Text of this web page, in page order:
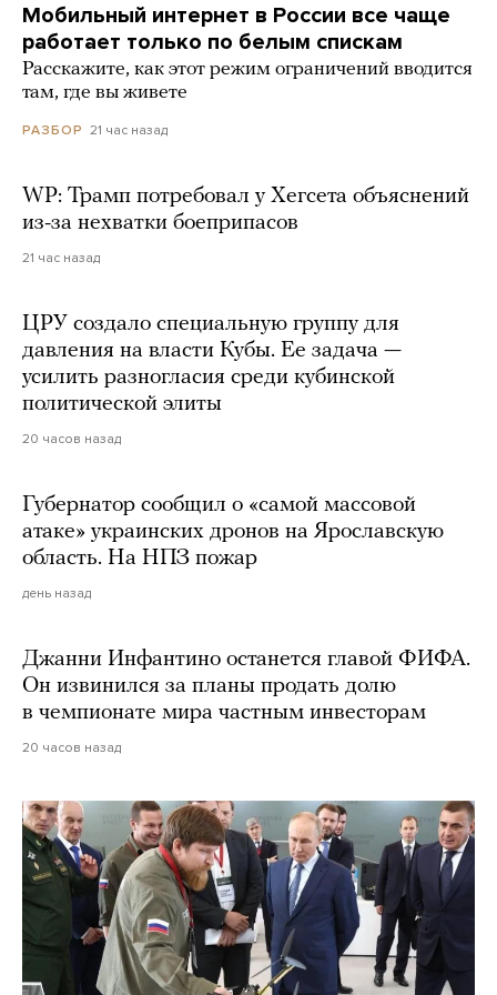
Мобильный интернет в России все чаще
работает только по белым спискам
Расскажите, как этот режим ограничений вводится
там, где вы живете
РАЗБОР 21 час назад
WP: Трамп потребовал у Хегсета объяснений
из-за нехватки боеприпасов
21 час назад
ЦРУ создало специальную группу для
давления на власти Кубы. Ее задача —
усилить разногласия среди кубинской
политической элиты
20 часов назад
Губернатор сообщил о «самой массовой
атаке» украинских дронов на Ярославскую
область. На НПЗ пожар
день назад
Джанни Инфантино останется главой ФИФА.
Он извинился за планы продать долю
в чемпионате мира частным инвесторам
20 часов назад